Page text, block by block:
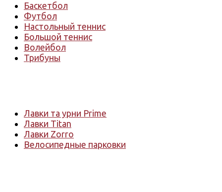
Баскетбол
Футбол
Настольный теннис
Большой теннис
Волейбол
Трибуны
Лавки та урни Prime
Лавки Titan
Лавки Zorro
Велосипедные парковки